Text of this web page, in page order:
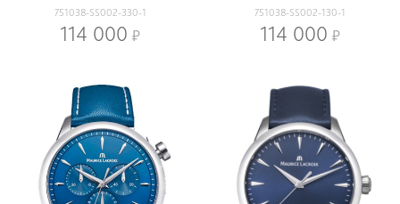
751038-SS002-330-1
114 000
751038-SS002-130-1
114 000